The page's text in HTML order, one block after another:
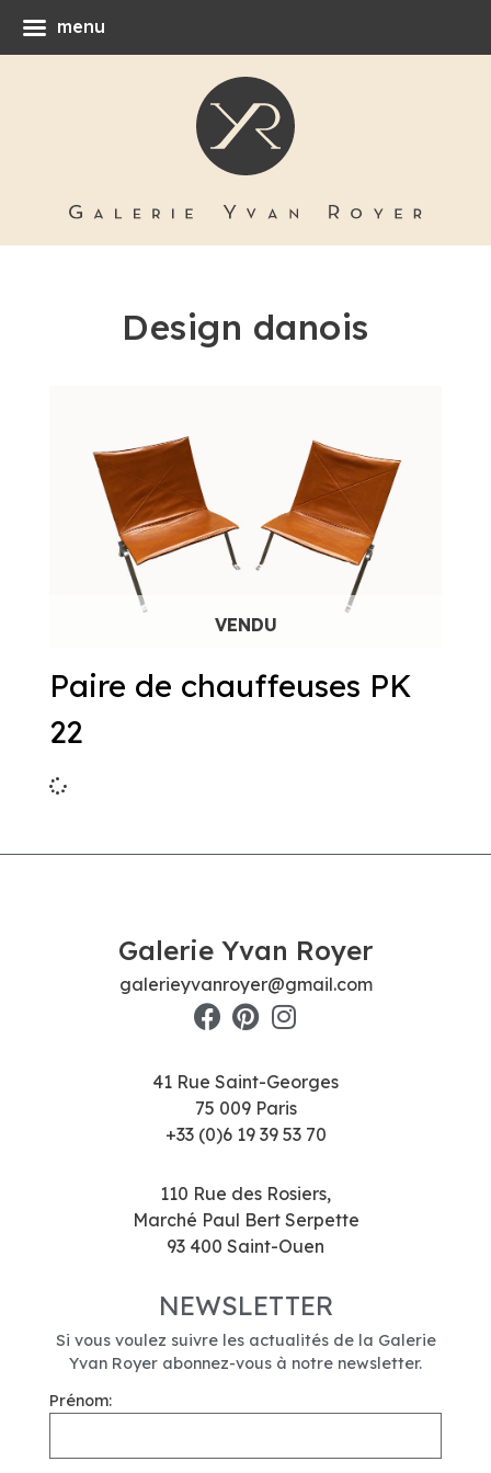
Design danois
Paire de chauffeuses PK
22
Galerie Yvan Royer
galerieyvanroyer@gmail.com
41 Rue Saint-Georges
75 009 Paris
+33 (0)6 19 39 53 70
110 Rue des Rosiers,
Marché Paul Bert Serpette
93 400 Saint-Ouen
NEWSLETTER
Si vous voulez suivre les actualités de la Galerie
Yvan Royer abonnez-vous à notre newsletter.
Prénom:
menu